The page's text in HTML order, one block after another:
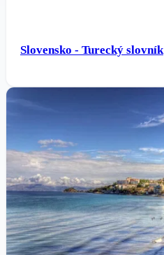
Slovensko - Turecký slovník